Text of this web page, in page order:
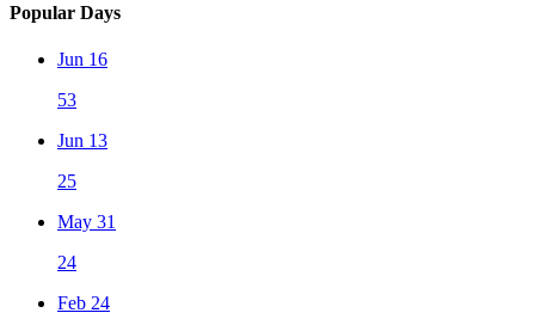
Popular Days
Jun 16
53
Jun 13
25
May 31
24
Feb 24